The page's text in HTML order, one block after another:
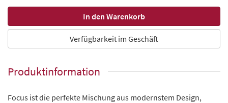
Verfügbarkeit im Geschäft
Produktinformation
Focus ist die perfekte Mischung aus modernstem Design,